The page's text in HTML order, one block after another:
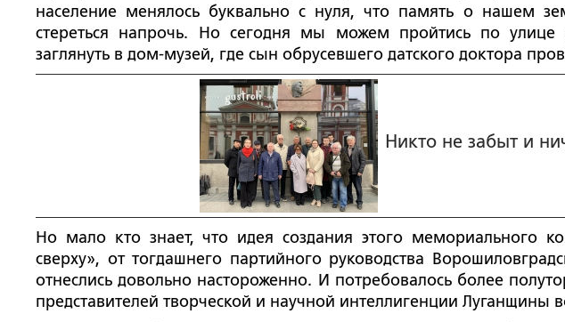
население менялось буквально с нуля, что память о нашем
стереться напрочь. Но сегодня мы можем пройтись по улице
заглянуть в дом-музей, где сын обрусевшего датского доктора
Никто не забыт и
Но мало кто знает, что идея создания этого мемориального
сверху», от тогдашнего партийного руководства
отнеслись довольно настороженно. И потребовалось более
представителей творческой и научной интеллигенции Луганщины